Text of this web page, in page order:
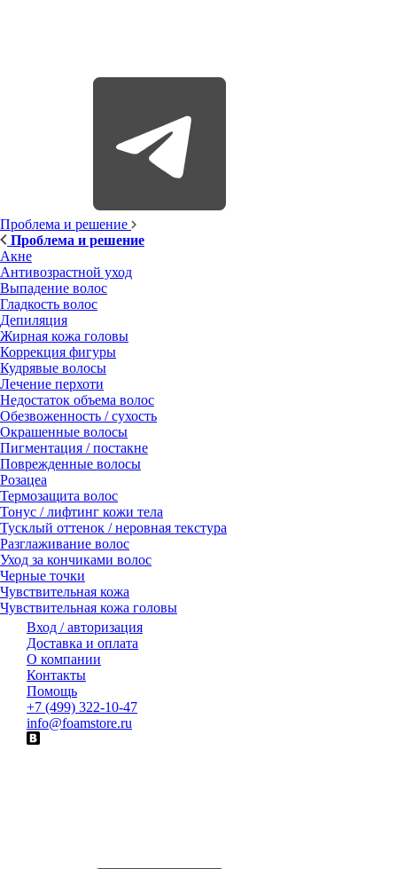
Проблема и решение
Проблема и решение
Акне
Антивозрастной уход
Выпадение волос
Гладкость волос
Депиляция
Жирная кожа головы
Коррекция фигуры
Кудрявые волосы
Лечение перхоти
Недостаток объема волос
Обезвоженность / сухость
Окрашенные волосы
Пигментация / постакне
Поврежденные волосы
Розацеа
Термозащита волос
Тонус / лифтинг кожи тела
Тусклый оттенок / неровная текстура
Разглаживание волос
Уход за кончиками волос
Черные точки
Чувствительная кожа
Чувствительная кожа головы
Вход / авторизация
Доставка и оплата
О компании
Контакты
Помощь
+7 (499) 322-10-47
info@foamstore.ru